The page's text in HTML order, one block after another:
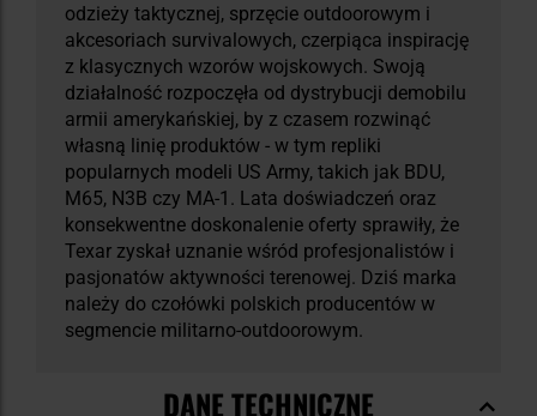
odzieży taktycznej, sprzęcie outdoorowym i
akcesoriach survivalowych, czerpiąca inspirację
z klasycznych wzorów wojskowych. Swoją
działalność rozpoczęła od dystrybucji demobilu
armii amerykańskiej, by z czasem rozwinąć
własną linię produktów - w tym repliki
popularnych modeli US Army, takich jak BDU,
M65, N3B czy MA-1. Lata doświadczeń oraz
konsekwentne doskonalenie oferty sprawiły, że
Texar zyskał uznanie wśród profesjonalistów i
pasjonatów aktywności terenowej. Dziś marka
należy do czołówki polskich producentów w
segmencie militarno-outdoorowym.
DANE TECHNICZNE